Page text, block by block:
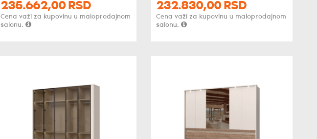
235.662,00 RSD
Cena važi za kupovinu u maloprodajnom
salonu.
232.830,00 RSD
Cena važi za kupovinu u maloprodajnom
salonu.